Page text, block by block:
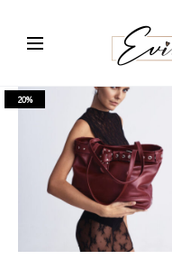
20%